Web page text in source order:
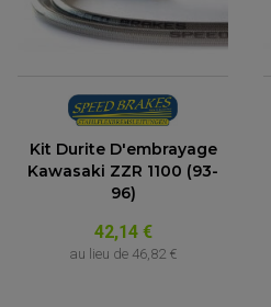
Kit Durite D'embrayage
Kawasaki ZZR 1100 (93-
96)
42,14 €
au lieu de 46,82 €